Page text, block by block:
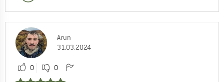
Arun
31.03.2024
0 0